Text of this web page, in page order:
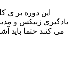
این دوره
یادگیری زبیکس و
می کنند حتما باید